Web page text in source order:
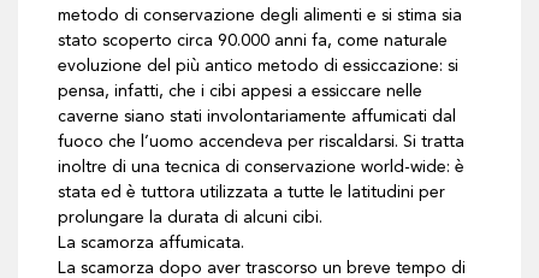
metodo di conservazione degli alimenti e si stima sia
stato scoperto circa 90.000 anni fa, come naturale
evoluzione del più antico metodo di essiccazione: si
pensa, infatti, che i cibi appesi a essiccare nelle
caverne siano stati involontariamente affumicati dal
fuoco che l’uomo accendeva per riscaldarsi. Si tratta
inoltre di una tecnica di conservazione world-wide: è
stata ed è tuttora utilizzata a tutte le latitudini per
prolungare la durata di alcuni cibi.
La scamorza affumicata.
La scamorza dopo aver trascorso un breve tempo di